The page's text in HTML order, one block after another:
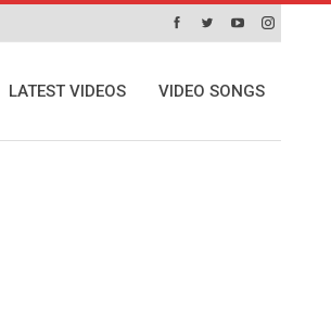
LATEST VIDEOS VIDEO SONGS